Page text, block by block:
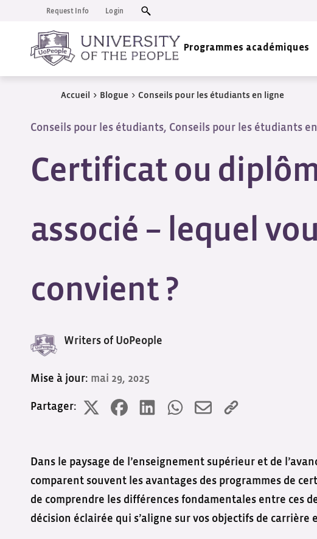
Request Info Login
Programmes académiques
Accueil > Blogue > Conseils pour les étudiants en ligne
Conseils pour les étudiants, Conseils pour les étudiants
Certificat ou
associé – lequel
convient ?
Writers of UoPeople
Mise à jour: mai 29, 2025
Partager:
Dans le paysage de l’enseignement supérieur et de
comparent souvent les avantages des programmes de
de comprendre les différences fondamentales entre ces
décision éclairée qui s’aligne sur vos objectifs de carrière